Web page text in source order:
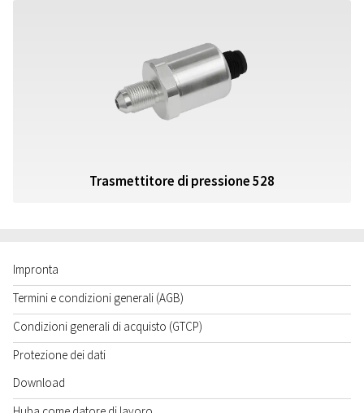
Trasmettitore di pressione 528
Impronta
Termini e condizioni generali (AGB)
Condizioni generali di acquisto (GTCP)
Protezione dei dati
Download